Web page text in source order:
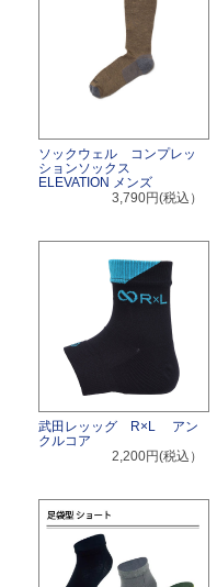
ソックウェル コンプレッ
ションソックス
ELEVATION メンズ
3,790円(税込）
武田レッッグ R×L アン
クルコア
2,200円(税込）